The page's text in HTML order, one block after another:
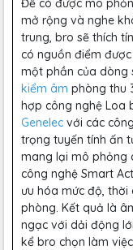
Để có được mô
mở rộng và nghe
trung, bro sẽ thích
có nguồn điểm được
một phần của dòng
kiểm âm phòng thu
hợp công nghệ Loa
Genelec với các
trọng tuyến tính ấn
mang lại mô phỏng
công nghệ Smart
ưu hóa mức độ,
phòng. Kết quả là
ngạc với dải động
kể bro chọn làm